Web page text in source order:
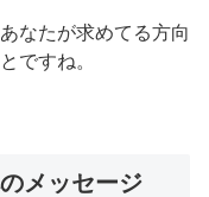
なたが求めてる方向
ですね。
メッセージ